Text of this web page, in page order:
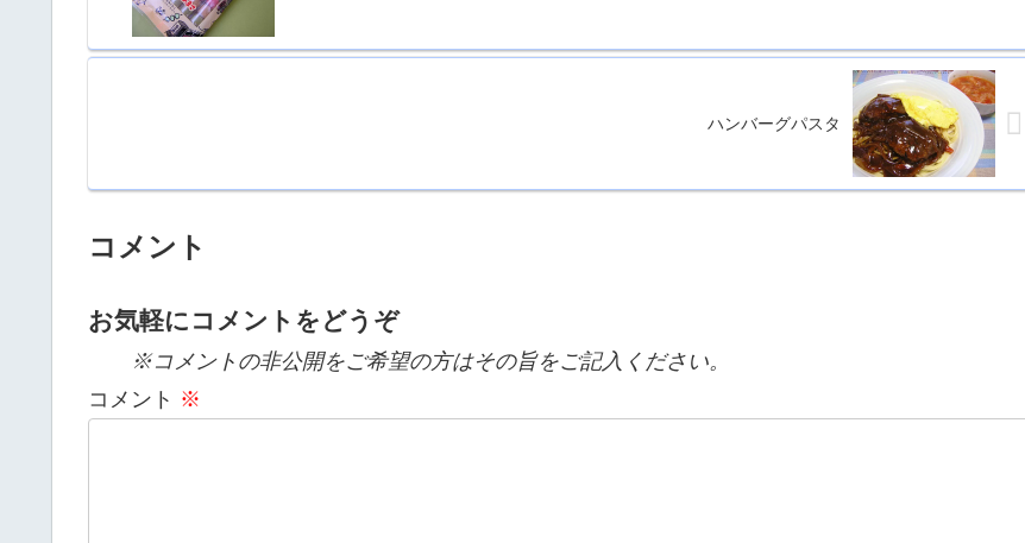
ハンバーグパスタ
コメント
お気軽にコメントをどうぞ
※コメントの非公開をご希望の方はその旨をご記入ください。
コメント ※